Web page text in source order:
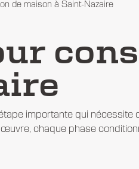
de maison à Saint-Nazaire
importante qui
œuvre, chaque phase